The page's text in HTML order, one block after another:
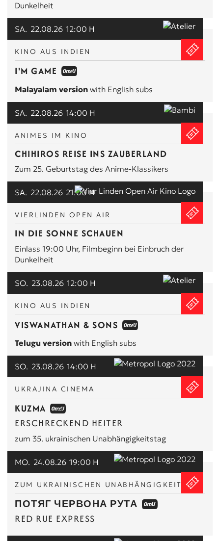
Dunkelheit
KINO AUS INDIEN
I'M GAME
Malayalam version with English subs
SA. 22.08.26 12:00 H
ANIMES IM KINO
CHIHIROS REISE INS ZAUBERLAND
Zum 25. Geburtstag des Anime-Klassikers
SA. 22.08.26 14:00 H
VIERLINDEN OPEN AIR
IN DIE SONNE SCHAUEN
Einlass 19:00 Uhr, Filmbeginn bei Einbruch der
Dunkelheit
SA. 22.08.26 21:00 H
KINO AUS INDIEN
VISWANATHAN & SONS
Telugu version with English subs
SO. 23.08.26 12:00 H
UKRAJINA CINEMA
KUZMA
ERSCHRECKEND HEITER
zum 35. ukrainischen Unabhängigkeitstag
SO. 23.08.26 14:00 H
ZUM UKRAINISCHEN UNABHÄNGIGKEITSTAG
ПОТЯГ ЧЕРВОНА РУТА
RED RUE EXPRESS
MO. 24.08.26 19:00 H